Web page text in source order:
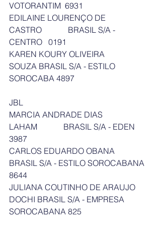
VOTORANTIM  6931
EDILAINE LOURENÇO DE
CASTRO             BRASIL S/A -
CENTRO   0191
KAREN KOURY OLIVEIRA
SOUZA BRASIL S/A - ESTILO
SOROCABA 4897
JBL
MARCIA ANDRADE DIAS
LAHAM             BRASIL S/A - EDEN
3987
CARLOS EDUARDO OBANA
BRASIL S/A - ESTILO SOROCABANA
8644
JULIANA COUTINHO DE ARAUJO
DOCHI BRASIL S/A - EMPRESA
SOROCABANA 825